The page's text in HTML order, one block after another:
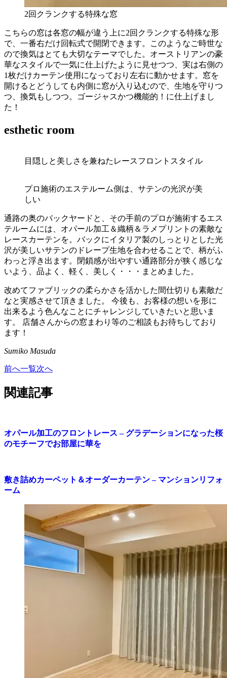
2回クランクする特殊な窓
こちらの窓は各窓の幅が違う上に2回クランクする特殊な形
で、一番右だけ回転式で開閉できます。このようなご時世な
ので換気はとても大切なテーマでした。オーストリアンの豪
華なスタイルで一気に仕上げたように見せつつ、実は右側の
1枚だけカーテン使用になっており左右に動かせます。窓を
開けるとどうしても内側に窓が入り込むので、生地を守りつ
つ、換気もしつつ。ゴージャスかつ機能的！に仕上げまし
た！
esthetic room
目隠しと美しさを兼ねたレースフロントスタイル
プロ施術のエステルーム側は、サテンの光沢が美
しい
通路の奥のバックヤードと、その手前のプロが施術するエス
テルームには、オパール加工＆織柄＆ラメプリントの素敵な
レースカーテンを。バックにイタリア製のしっとりとした光
沢が美しいサテンのドレープ生地を合わせることで、柄がふ
わっと浮き出ます。閉鎖感が出やすい通路部分が狭く感じな
いよう、品よく、軽く、美しく・・・まとめました。
改めてファブリックの柔らかさを活かした間仕切りも素敵だ
なと実感させて頂きました。 今後も、お客様の想いを形に
出来るよう色んなことにチャレンジしていきたいと思いま
す。 店舗さんからの窓まわり等のご相談もお待ちしており
ます！
Sumiko Masuda
前へ一覧次へ
関連記事
オパール加工のフロントレース – グラデーションになった桜
のモチーフでお部屋に華を
敷き詰めカーペット＆オーダーカーテン – マンションリフォ
ーム